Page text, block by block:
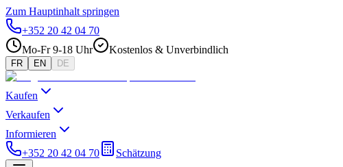
Zum Hauptinhalt springen
+352 20 42 04 70
Mo-Fr 9-18 Uhr
Kostenlos & Unverbindlich
FR EN DE
Kaufen
Verkaufen
Informieren
+352 20 42 04 70
Schätzung